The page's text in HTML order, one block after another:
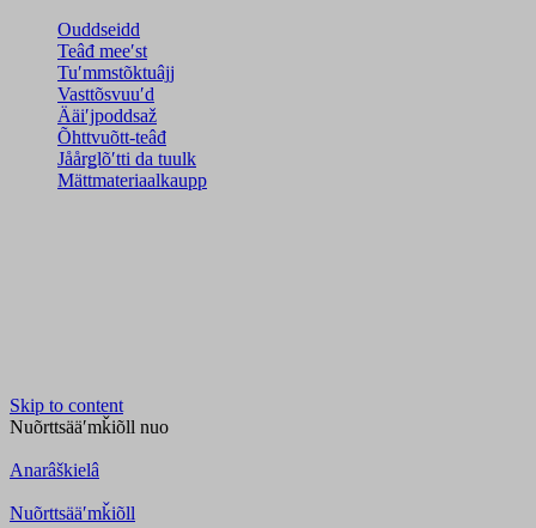
Ouddseidd
Teâđ meeʹst
Tuʹmmstõktuâjj
Vasttõsvuuʹd
Ääiʹjpoddsaž
Õhttvuõtt-teâđ
Jåårǥlõʹtti da tuulk
Mättmateriaalkaupp
Skip to content
Nuõrttsääʹmǩiõll nuo
Anarâškielâ
Nuõrttsääʹmǩiõll